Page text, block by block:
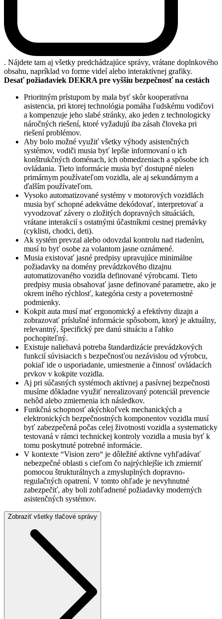
. Nájdete tam aj všetky predchádzajúce správy, vrátane doplnkového
obsahu, napríklad vo forme videí alebo interaktívnej grafiky.
Desať požiadaviek DEKRA pre vyššiu bezpečnosť na cestách
Prioritným prístupom by mala byť skôr kooperatívna
asistencia, pri ktorej technológia pomáha ľudskému vodičovi
a kompenzuje jeho slabé stránky, ako jeden z technologicky
náročných riešení, ktoré vyžadujú iba zásah človeka pri
riešení problémov.
Aby bolo možné využiť všetky výhody asistenčných
systémov, vodiči musia byť lepšie informovaní o ich
konštrukčných doménach, ich obmedzeniach a spôsobe ich
ovládania. Tieto informácie musia byť dostupné nielen
primárnym používateľom vozidla, ale aj sekundárnym a
ďalším používateľom.
Vysoko automatizované systémy v motorových vozidlách
musia byť schopné adekvátne dekódovať, interpretovať a
vyvodzovať závery o zložitých dopravných situáciách,
vrátane interakcií s ostatnými účastníkmi cestnej premávky
(cyklisti, chodci, deti).
Ak systém prevzal alebo odovzdal kontrolu nad riadením,
musí to byť osobe za volantom jasne oznámené.
Musia existovať jasné predpisy upravujúce minimálne
požiadavky na domény prevádzkového dizajnu
automatizovaného vozidla definované výrobcami. Tieto
predpisy musia obsahovať jasne definované parametre, ako je
okrem iného rýchlosť, kategória cesty a poveternostné
podmienky.
Kokpit auta musí mať ergonomický a efektívny dizajn a
zobrazovať príslušné informácie spôsobom, ktorý je aktuálny,
relevantný, špecifický pre danú situáciu a ľahko
pochopiteľný.
Existuje naliehavá potreba štandardizácie prevádzkových
funkcií súvisiacich s bezpečnosťou nezávislou od výrobcu,
pokiaľ ide o usporiadanie, umiestnenie a činnosť ovládacích
prvkov v kokpite vozidla.
Aj pri súčasných systémoch aktívnej a pasívnej bezpečnosti
musíme dôkladne využiť nerealizovaný potenciál prevencie
nehôd alebo zmiernenia ich následkov.
Funkčná schopnosť akýchkoľvek mechanických a
elektronických bezpečnostných komponentov vozidla musí
byť zabezpečená počas celej životnosti vozidla a systematicky
testovaná v rámci technickej kontroly vozidla a musia byť k
tomu poskytnuté potrebné informácie.
V kontexte “Vision zero“ je dôležité aktívne vyhľadávať
nebezpečné oblasti s cieľom čo najrýchlejšie ich zmierniť
pomocou štrukturálnych a zmysluplných dopravno-
regulačných opatrení. V tomto ohľade je nevyhnutné
zabezpečiť, aby boli zohľadnené požiadavky moderných
asistenčných systémov.
Zobraziť všetky tlačové správy